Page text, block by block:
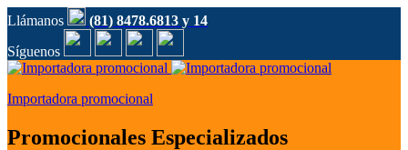
Llámanos
(81) 8478.6813 y 14
Síguenos
Importadora promocional
Promocionales Especializados